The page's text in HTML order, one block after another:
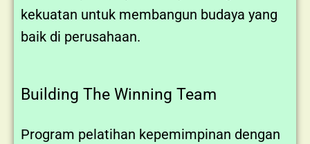
kekuatan untuk membangun budaya yang
baik di perusahaan.
Building The Winning Team
Program pelatihan kepemimpinan dengan